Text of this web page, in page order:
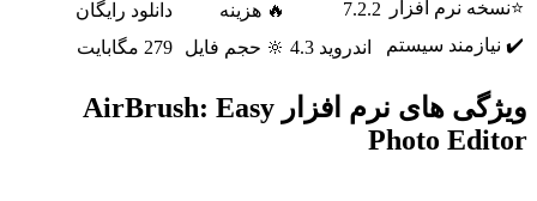
نرم افزار
7.2.2 🔥 هزینه
دانلود رایگان
سیستم
اندروید 4.3 🔆 حجم فایل 279 مگابایت
ویژگی های نرم افزار AirBrush: Easy
Photo